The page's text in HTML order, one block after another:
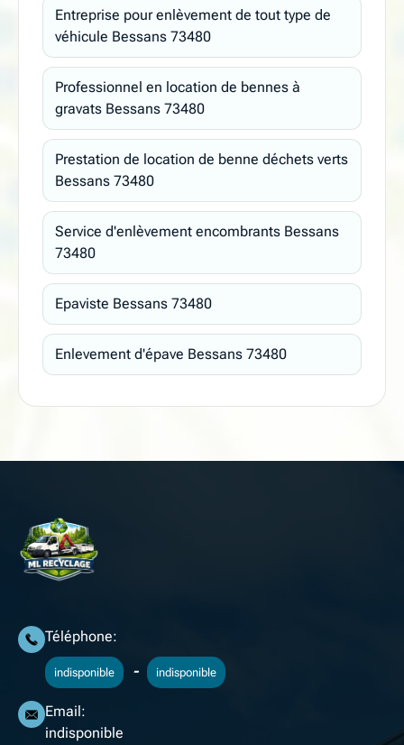
Entreprise pour enlèvement de tout type de
véhicule Bessans 73480
Professionnel en location de bennes à
gravats Bessans 73480
Prestation de location de benne déchets verts
Bessans 73480
Service d'enlèvement encombrants Bessans
73480
Epaviste Bessans 73480
Enlevement d'épave Bessans 73480
Téléphone:
indisponible - indisponible
Email:
indisponible